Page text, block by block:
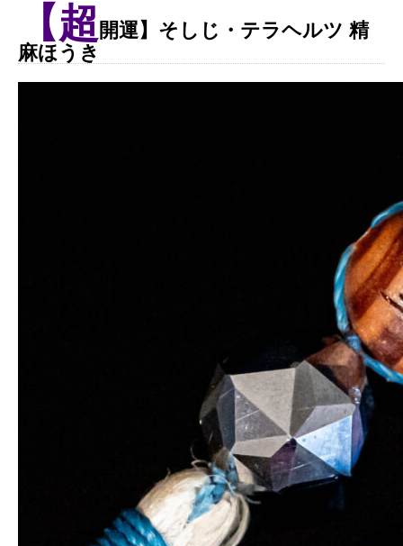
【超 開運】そしじ・テラヘルツ 精
麻ほうき